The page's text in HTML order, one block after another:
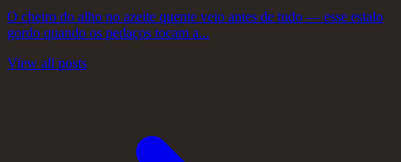
O cheiro do alho no azeite quente veio antes de tudo — esse estalo
gordo quando os pedaços tocam a...
View all posts